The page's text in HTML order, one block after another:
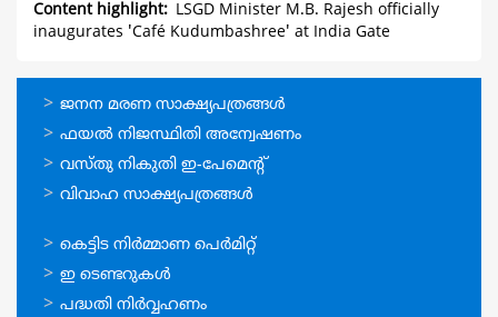
Content highlight
LSGD Minister M.B. Rajesh officially
inaugurates 'Café Kudumbashree' at India Gate
ഓണ്‍ലൈന്‍
സേവനങ്ങള്‍
ജനന മരണ സാക്ഷ്യപത്രങ്ങള്‍
ഫയല്‍ നിജസ്ഥിതി അന്വേഷണം
വസ്തു നികുതി ഇ-പേമെന്റ്
വിവാഹ സാക്ഷ്യപത്രങ്ങള്‍
ഓണ്‍ലൈന്‍
സേവനങ്ങള്‍
കെട്ടിട നിര്‍മ്മാണ പെര്‍മിറ്റ്‌
ഇ ടെണ്ടറുകള്‍
പദ്ധതി നിര്‍വ്വഹണം